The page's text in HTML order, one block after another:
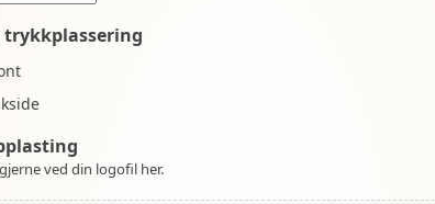
trykkplassering
ved din logofil her.